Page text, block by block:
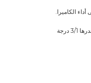
الكاميرا.